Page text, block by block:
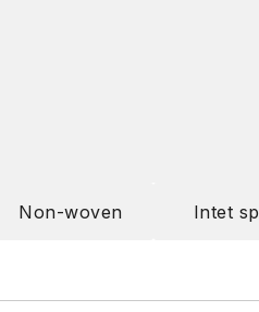
Non-woven Intet